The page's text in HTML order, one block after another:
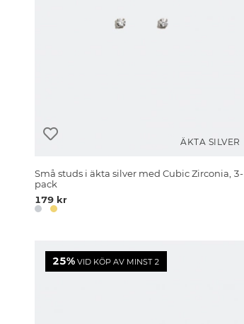
ÄKTA SILVER
Små studs i äkta silver med Cubic Zirconia, 3-
pack
179 kr
25% VID KÖP AV MINST 2